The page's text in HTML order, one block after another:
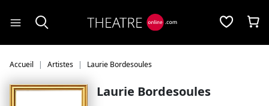
Accueil Artistes Laurie Bordesoules
Laurie Bordesoules